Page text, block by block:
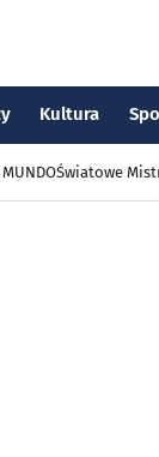
Kultura
Światowe